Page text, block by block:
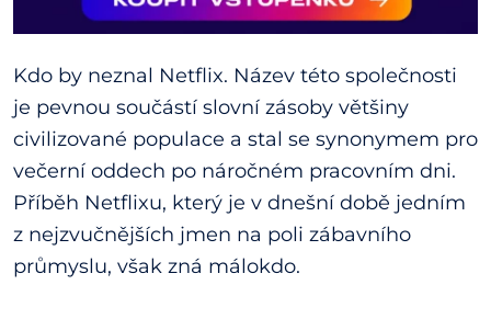
Kdo by neznal Netflix. Název této společnosti
je pevnou součástí slovní zásoby většiny
civilizované populace a stal se synonymem pro
večerní oddech po náročném pracovním dni.
Příběh Netflixu, který je v dnešní době jedním
z nejzvučnějších jmen na poli zábavního
průmyslu, však zná málokdo.